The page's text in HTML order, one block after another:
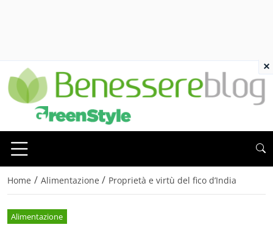
Home / Alimentazione / Proprietà e virtù del fico d’India
Alimentazione
×